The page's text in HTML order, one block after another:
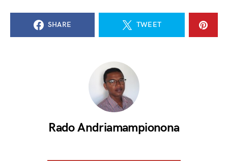
SHARE TWEET
Rado Andriamampionona